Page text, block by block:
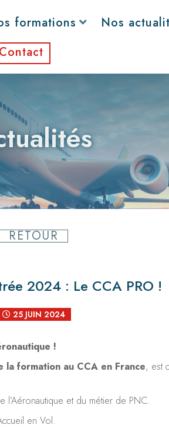
formations
Nos
Contact
RETOUR
2024 : Le CCA PRO !
25 JUIN 2024
!
formation au CCA en France, est
et du métier de PNC.
en Vol.